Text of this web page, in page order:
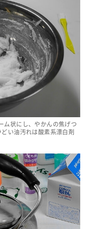
ム状にし、やかんの焦げつ
い油汚れは酸素系漂白剤